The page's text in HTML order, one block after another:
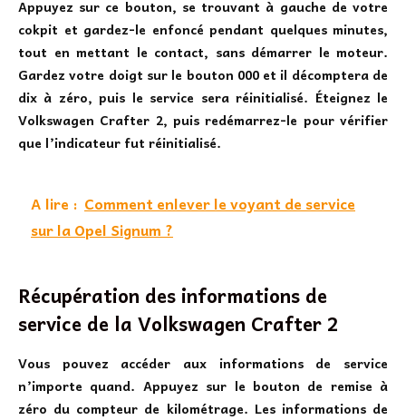
Appuyez sur ce bouton, se trouvant à gauche de votre
cokpit et gardez-le enfoncé pendant quelques minutes,
tout en mettant le contact, sans démarrer le moteur.
Gardez votre doigt sur le bouton 000 et il décomptera de
dix à zéro, puis le service sera réinitialisé. Éteignez le
Volkswagen Crafter 2, puis redémarrez-le pour vérifier
que l’indicateur fut réinitialisé.
A lire : Comment enlever le voyant de service
sur la Opel Signum ?
Récupération des informations de
service de la Volkswagen Crafter 2
Vous pouvez accéder aux informations de service
n’importe quand. Appuyez sur le bouton de remise à
zéro du compteur de kilométrage. Les informations de